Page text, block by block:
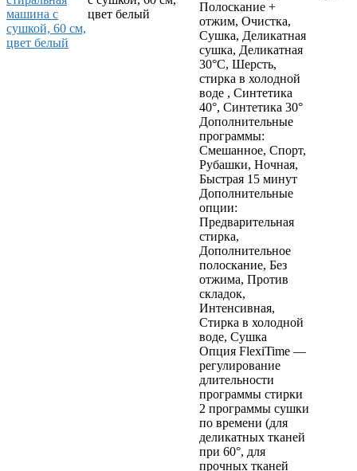
цвет белый
Полоскание +
отжим, Очистка,
Сушка, Деликатная
сушка, Деликатная
30°С, Шерсть,
стирка в холодной
воде , Синтетика
40°, Синтетика 30°
Дополнительные
программы:
Смешанное, Спорт,
Рубашки, Ночная,
Быстрая 15 минут
Дополнительные
опции:
Предварительная
стирка,
Дополнительное
полоскание, Без
отжима, Против
складок,
Интенсивная,
Стирка в холодной
воде, Сушка
Опция FlexiTime —
регулирование
длительности
программы стирки
2 программы сушки
по времени (для
деликатных тканей
при 60°, для
прочных тканей